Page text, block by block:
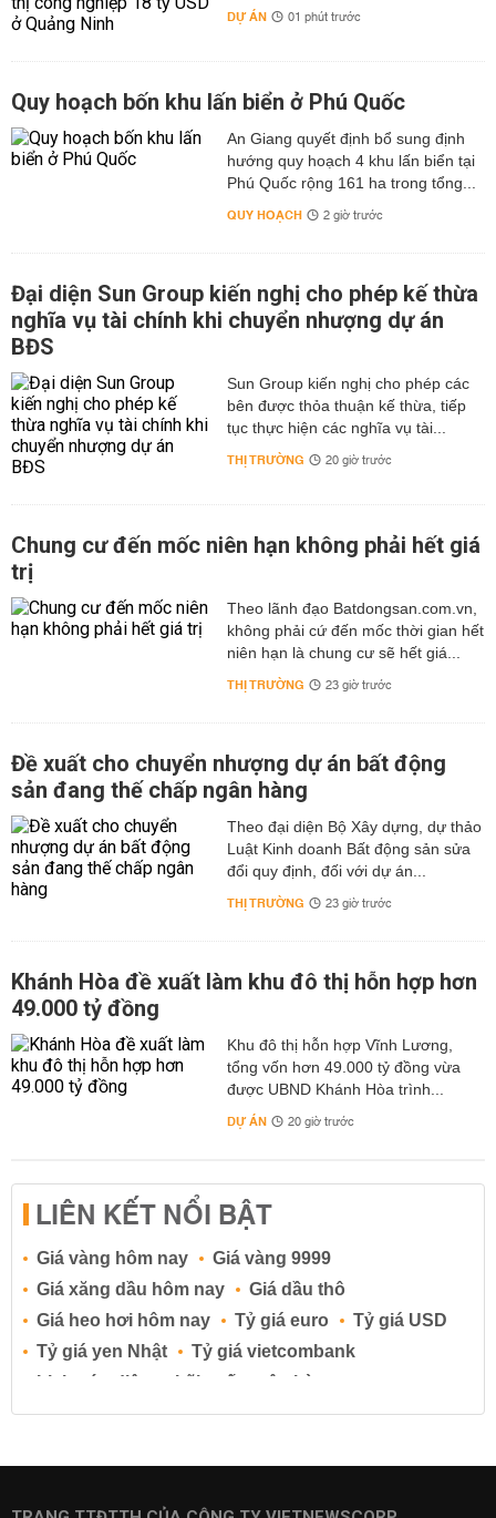
DỰ ÁN 01 phút trước
Quy hoạch bốn khu lấn biển ở Phú Quốc
An Giang quyết định bổ sung định
hướng quy hoạch 4 khu lấn biển tại
Phú Quốc rộng 161 ha trong tổng...
QUY HOẠCH 2 giờ trước
Đại diện Sun Group kiến nghị cho phép kế thừa
nghĩa vụ tài chính khi chuyển nhượng dự án
BĐS
Sun Group kiến nghị cho phép các
bên được thỏa thuận kế thừa, tiếp
tục thực hiện các nghĩa vụ tài...
THỊ TRƯỜNG 20 giờ trước
Chung cư đến mốc niên hạn không phải hết giá
trị
Theo lãnh đạo Batdongsan.com.vn,
không phải cứ đến mốc thời gian hết
niên hạn là chung cư sẽ hết giá...
THỊ TRƯỜNG 23 giờ trước
Đề xuất cho chuyển nhượng dự án bất động
sản đang thế chấp ngân hàng
Theo đại diện Bộ Xây dựng, dự thảo
Luật Kinh doanh Bất động sản sửa
đổi quy định, đối với dự án...
THỊ TRƯỜNG 23 giờ trước
Khánh Hòa đề xuất làm khu đô thị hỗn hợp hơn
49.000 tỷ đồng
Khu đô thị hỗn hợp Vĩnh Lương,
tổng vốn hơn 49.000 tỷ đồng vừa
được UBND Khánh Hòa trình...
DỰ ÁN 20 giờ trước
LIÊN KẾT NỔI BẬT
Giá vàng hôm nay
Giá vàng 9999
Giá xăng dầu hôm nay
Giá dầu thô
Giá heo hơi hôm nay
Tỷ giá euro
Tỷ giá USD
Tỷ giá yen Nhật
Tỷ giá vietcombank
Lịch cúp điện
Lãi suất ngân hàng
Lãi suất tiết kiệm
Lãi suất tiền gửi
Lãi suất ngân hàng BIDV